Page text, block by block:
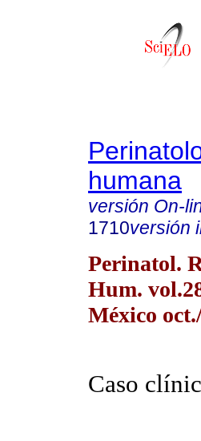
humana
versión On-
1710versión
Perinatol.
Hum.
México
Caso